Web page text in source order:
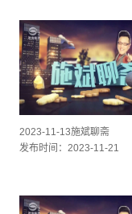
2023-11-13施斌聊斋
发布时间：2023-11-21